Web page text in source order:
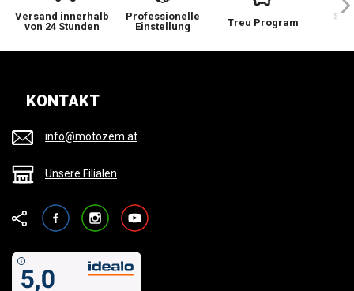
Versand innerhalb
von 24 Stunden
Professionelle
Einstellung
Treu Program
Sie
KONTAKT
info@motozem.at
Unsere Filialen
FacebookInstagramYouTube